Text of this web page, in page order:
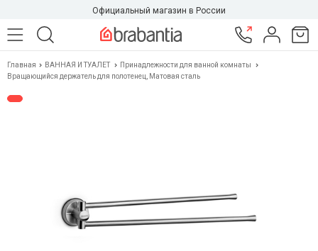
Официальный магазин в России
Главная ВАННАЯ И ТУАЛЕТ
Принадлежности для ванной комнаты
Вращающийся держатель для полотенец, Матовая сталь